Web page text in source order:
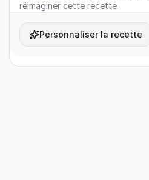
réimaginer cette recette.
Personnaliser la recette